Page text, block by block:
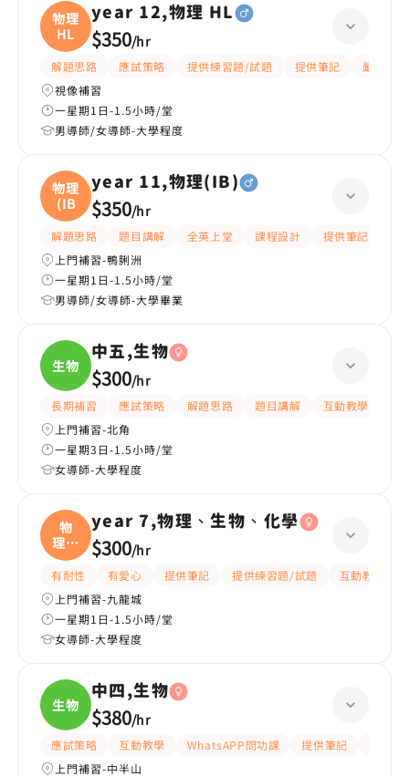
物理
HL
year 12,物理 HL
$350/hr
解題思路 應試策略 提供練習題/試題 提供筆記 嚴格
視像補習
一星期1日-1.5小時/堂
男導師/女導師-大學程度
物理
(IB
year 11,物理(IB)
$350/hr
解題思路 題目講解 全英上堂 課程設計 提供筆記
上門補習-鴨脷洲
一星期1日-1.5小時/堂
男導師/女導師-大學畢業
生物
中五,生物
$300/hr
長期補習 應試策略 解題思路 題目講解 互動教學
上門補習-北角
一星期3日-1.5小時/堂
女導師-大學程度
物
理、
生物
year 7,物理、生物、化學
$300/hr
有耐性 有愛心 提供筆記 提供練習題/試題 互動教學
上門補習-九龍城
一星期1日-1.5小時/堂
女導師-大學程度
生物
中四,生物
$380/hr
應試策略 互動教學 WhatsAPP問功課 提供筆記
上門補習-中半山